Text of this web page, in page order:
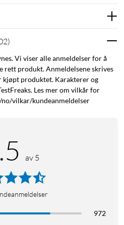
i apparatets manual eller på en
som bruker resistiv
som påvirker den maksimale
kan håndtere. Eksempel på
belastning er kaffetrakter og
resistiv belastning: 10 A
som bruker induktiv
fjernstrømbryteren til å
kompakte i sin design for å ikke
som kjøkken,
)
Vi viser alle anmeldelser for å
rett produkt. Anmeldelsene skrives
kjøpt produktet. Karakterer og
Les mer om vilkår for
vilkar/kundeanmeldelser
av 5
972